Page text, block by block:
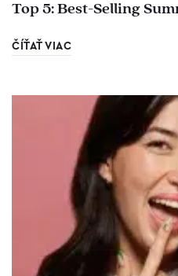
Top 5: Best-Selling
ČÍŤAŤ VIAC